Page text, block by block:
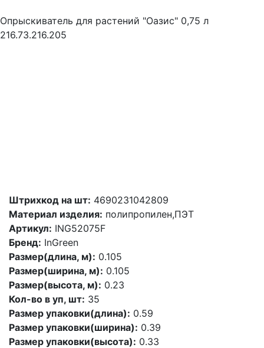
Опрыскиватель для растений "Оазис" 0,75 л
216.73.216.205
Штрихкод на шт: 4690231042809
Материал изделия: полипропилен,ПЭТ
Артикул: ING52075F
Бренд: InGreen
Размер(длина, м): 0.105
Размер(ширина, м): 0.105
Размер(высота, м): 0.23
Кол-во в уп, шт: 35
Размер упаковки(длина): 0.59
Размер упаковки(ширина): 0.39
Размер упаковки(высота): 0.33